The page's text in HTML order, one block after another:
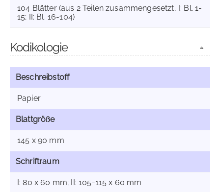
104 Blätter (aus 2 Teilen zusammengesetzt, I: Bl. 1-
15; II: Bl. 16-104)
Kodikologie
Beschreibstoff
Papier
Blattgröße
145 x 90 mm
Schriftraum
I: 80 x 60 mm; II: 105-115 x 60 mm